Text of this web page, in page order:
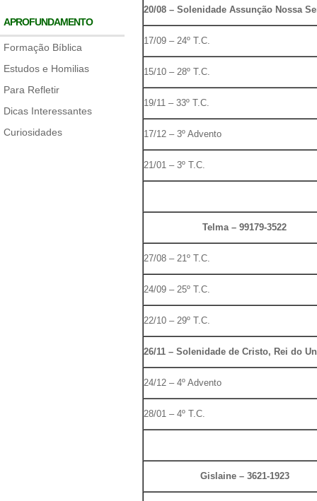
APROFUNDAMENTO
Formação Bíblica
Estudos e Homilias
Para Refletir
Dicas Interessantes
Curiosidades
20/08 – Solenidade Assunção Nossa
17/09 – 24º T.C.
15/10 – 28º T.C.
19/11 – 33º T.C.
17/12 – 3º Advento
21/01 – 3º T.C.
Telma – 99179-3522
27/08 – 21º T.C.
24/09 – 25º T.C.
22/10 – 29º T.C.
26/11 – Solenidade de Cristo, Rei do
24/12 – 4º Advento
28/01 – 4º T.C.
Gislaine – 3621-1923